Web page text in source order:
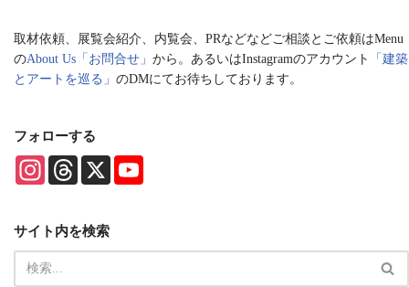
取材依頼、展覧会紹介、内覧会、PRなどなどご相談とご依頼はMenu
のAbout Us「お問合せ」 から。あるいはInstagramのアカウント
「建築
とアートを巡る」 のDMにてお待ちしております。
フォローする
I
g
r
a
T
d
s
X
e
サイト内を検索